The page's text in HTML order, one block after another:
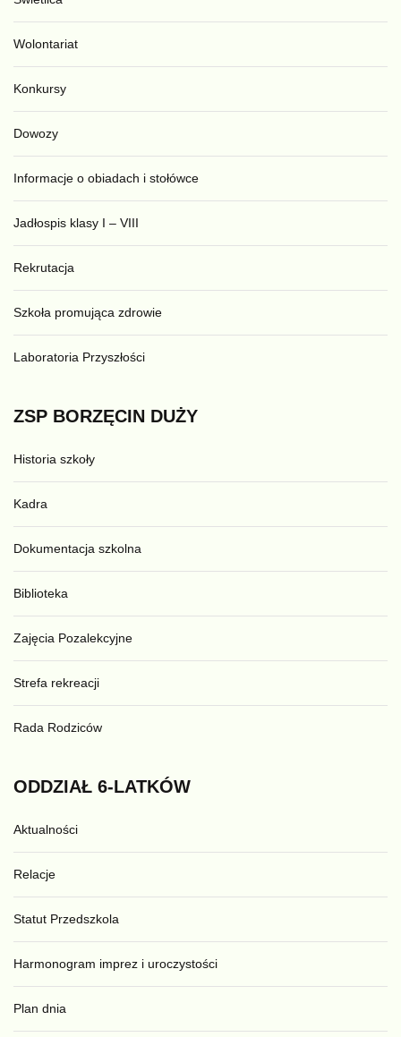
Wolontariat
Konkursy
Dowozy
Informacje o obiadach i stołówce
Jadłospis klasy I – VIII
Rekrutacja
Szkoła promująca zdrowie
Laboratoria Przyszłości
ZSP BORZĘCIN DUŻY
Historia szkoły
Kadra
Dokumentacja szkolna
Biblioteka
Zajęcia Pozalekcyjne
Strefa rekreacji
Rada Rodziców
ODDZIAŁ 6-LATKÓW
Aktualności
Relacje
Statut Przedszkola
Harmonogram imprez i uroczystości
Plan dnia